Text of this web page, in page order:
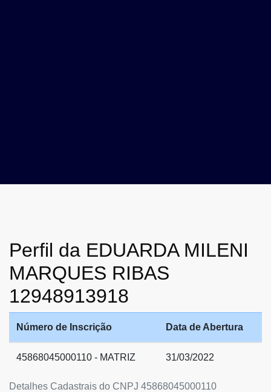
Perfil da EDUARDA MILENI
MARQUES RIBAS
12948913918
Detalhes Cadastrais do CNPJ 45868045000110
Número de Inscrição Data de Abertura
45868045000110 - MATRIZ 31/03/2022